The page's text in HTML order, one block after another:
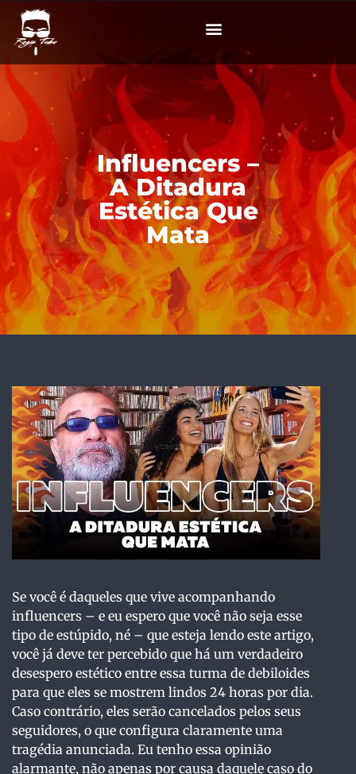
Influencers –
A Ditadura
Estética Que
Mata
Se você é daqueles que vive acompanhando
influencers – e eu espero que você não seja esse
tipo de estúpido, né – que esteja lendo este artigo,
você já deve ter percebido que há um verdadeiro
desespero estético entre essa turma de debiloides
para que eles se mostrem lindos 24 horas por dia.
Caso contrário, eles serão cancelados pelos seus
seguidores, o que configura claramente uma
tragédia anunciada. Eu tenho essa opinião
alarmante, não apenas por causa daquele caso do